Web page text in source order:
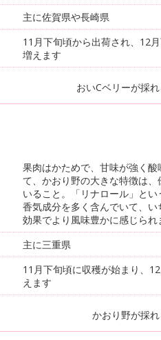
主に佐賀県や長崎県
11月下旬頃から出荷され、12
増えます
おいCベリーが採
果肉はかためで、甘味が強く酸
て、かおり野の大きな特徴は
いること。「リナロール」と
香気成分を多く含んでいて、
効果でより風味豊かに感じられ
主に三重県
11月下旬頃に収穫が始まり、
えます
かおり野が採